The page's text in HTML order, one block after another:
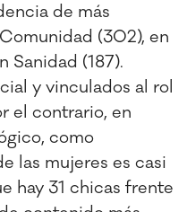
de más
(302), en
Sanidad (187).
y vinculados al rol
el contrario, en
como
las mujeres es casi
hay 31 chicas frente